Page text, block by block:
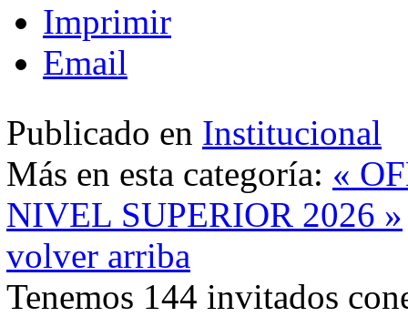
Imprimir
Email
Publicado en Institucional
Más en esta categoría: «
NIVEL SUPERIOR 2026 »
volver arriba
Tenemos 144 invitados